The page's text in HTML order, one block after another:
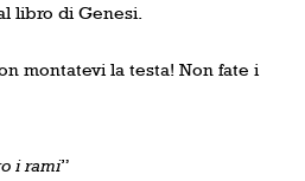
libro di Genesi.
montatevi la testa! Non fate i
i rami”